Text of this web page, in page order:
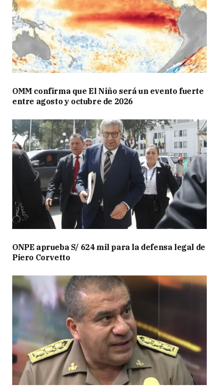
OMM confirma que El Niño será un evento fuerte
entre agosto y octubre de 2026
ONPE aprueba S/ 624 mil para la defensa legal de
Piero Corvetto